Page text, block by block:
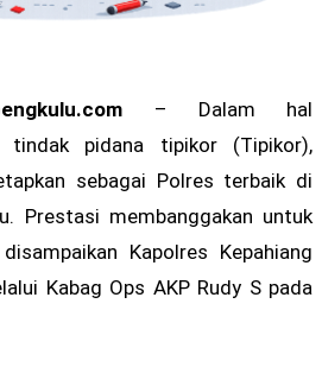
– Dalam hal
tindak pidana tipikor (Tipikor),
sebagai Polres terbaik di
Prestasi membanggakan untuk
Kapolres Kepahiang
Kabag Ops AKP Rudy S pada